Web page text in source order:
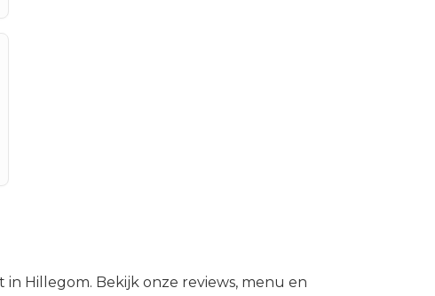
Hillegom. Bekijk onze reviews, menu en